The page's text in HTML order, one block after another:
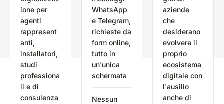
ione per
agenti
rappresent
anti,
installatori,
studi
professiona
li e di
consulenza
WhatsApp
e Telegram,
richieste da
form online,
tutto in
un'unica
schermata
Nessun
aziende
che
desiderano
evolvere il
proprio
ecosistema
digitale con
l'ausilio
anche di